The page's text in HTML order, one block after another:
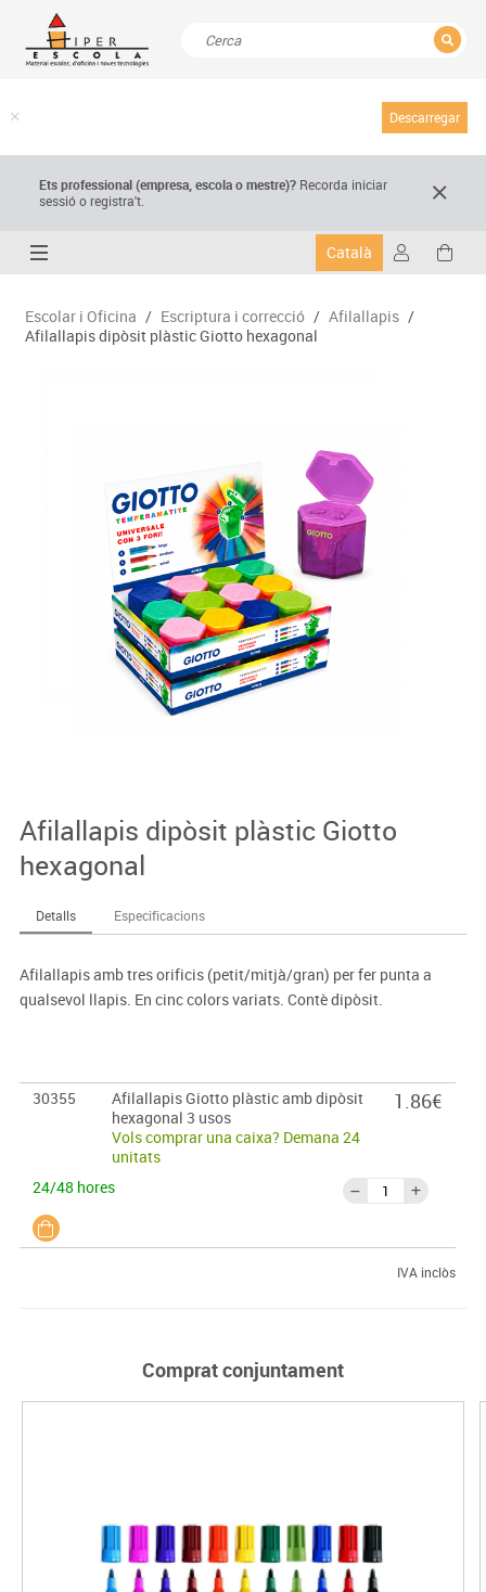
Descarregar
Ets professional (empresa,escola o mestre)? Recorda iniciar
sessió o registra't.
Català
Escolar i Oficina / Escriptura i correcció / Afilallapis /
Afilallapis dipòsit plàstic Giotto hexagonal
Afilallapis dipòsit plàstic Giotto
hexagonal
Detalls Especificacions
Afilallapis amb tres orificis (petit/mitjà/gran) per fer punta a
qualsevol llapis. En cinc colors variats. Contè dipòsit.
30355
Afilallapis Giotto plàstic amb dipòsit
hexagonal 3 usos
Vols comprar una caixa? Demana 24
unitats
24/48 hores
1.86€
IVA inclòs
Comprat conjuntament